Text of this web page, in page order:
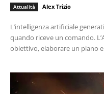
Attualità Alex Trizio
L’intelligenza artificiale
quando riceve un comando.
obiettivo, elaborare un piano